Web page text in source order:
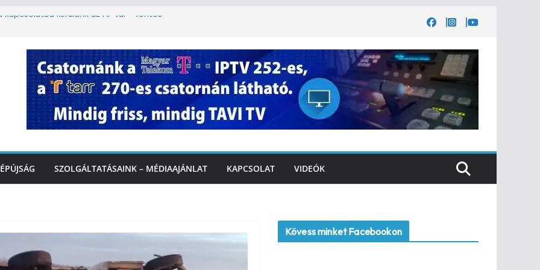
kapcsolatba kerülünk az AI-val – fontos
felfrissülés: jövő héten újra berobban
szolgáltatásnyújtás a hőségriadó alatt
Városi Gyógyfürdő és
SZOLGÁLTATÁSAINK – MÉDIAAJÁNLAT KAPCSOLAT VIDEÓK
Kövess minket Facebookon